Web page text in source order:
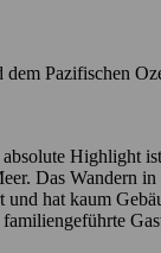
Pazifischen
Highlight
Das Wandern
hat kaum